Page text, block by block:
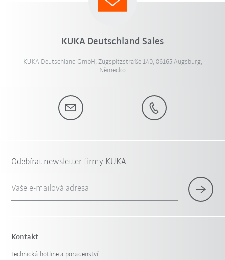
KUKA Deutschland Sales
KUKA Deutschland GmbH, Zugspitzstraße 140, 86165 Augsburg,
Německo
Odebírat newsletter firmy KUKA
Vaše e-mailová adresa
Kontakt
Technická hotline a poradenství